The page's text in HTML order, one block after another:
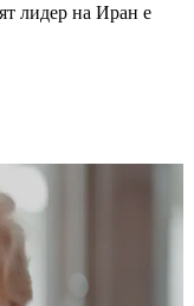
лидер на Иран е